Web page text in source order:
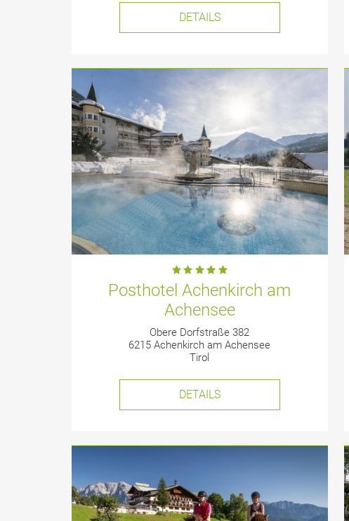
DETAILS
Posthotel Achenkirch am
Achensee
Obere Dorfstraße 382
6215 Achenkirch am Achensee
Tirol
DETAILS